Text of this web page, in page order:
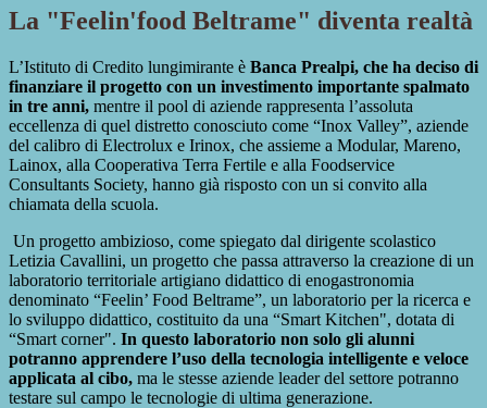
La "Feelin'food Beltrame" diventa realtà
L’Istituto di Credito lungimirante è Banca Prealpi, che ha deciso di
finanziare il progetto con un investimento importante spalmato
in tre anni, mentre il pool di aziende rappresenta l’assoluta
eccellenza di quel distretto conosciuto come “Inox Valley”, aziende
del calibro di Electrolux e Irinox, che assieme a Modular, Mareno,
Lainox, alla Cooperativa Terra Fertile e alla Foodservice
Consultants Society, hanno già risposto con un si convito alla
chiamata della scuola.
Un progetto ambizioso, come spiegato dal dirigente scolastico
Letizia Cavallini, un progetto che passa attraverso la creazione di un
laboratorio territoriale artigiano didattico di enogastronomia
denominato “Feelin’ Food Beltrame”, un laboratorio per la ricerca e
lo sviluppo didattico, costituito da una “Smart Kitchen", dotata di
“Smart corner". In questo laboratorio non solo gli alunni
potranno apprendere l’uso della tecnologia intelligente e veloce
applicata al cibo, ma le stesse aziende leader del settore potranno
testare sul campo le tecnologie di ultima generazione.